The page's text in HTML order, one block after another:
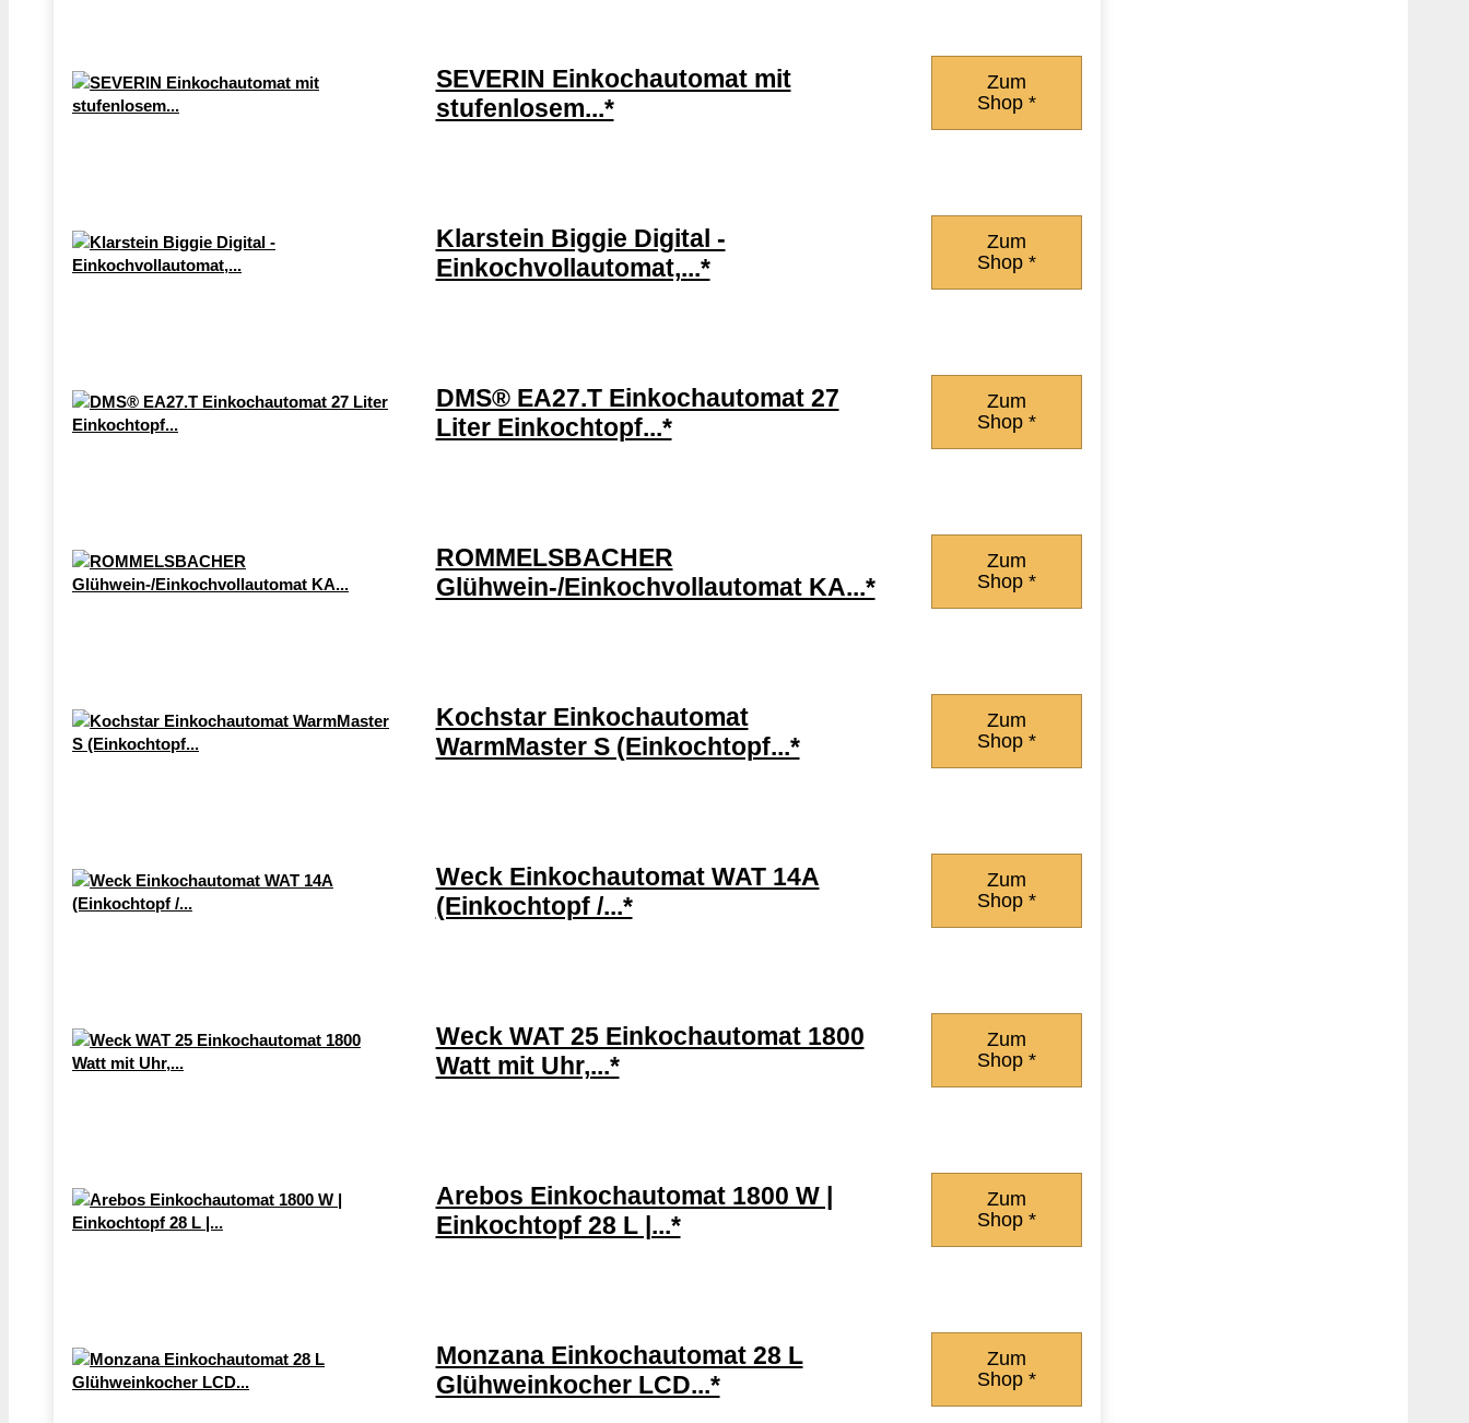
SEVERIN Einkochautomat mit
stufenlosem...*
Zum
Shop *
Klarstein Biggie Digital -
Einkochvollautomat,...*
Zum
Shop *
DMS® EA27.T Einkochautomat 27
Liter Einkochtopf...*
Zum
Shop *
ROMMELSBACHER
Glühwein-/Einkochvollautomat KA...*
Zum
Shop *
Kochstar Einkochautomat
WarmMaster S (Einkochtopf...*
Zum
Shop *
Weck Einkochautomat WAT 14A
(Einkochtopf /...*
Zum
Shop *
Weck WAT 25 Einkochautomat 1800
Watt mit Uhr,...*
Zum
Shop *
Arebos Einkochautomat 1800 W |
Einkochtopf 28 L |...*
Zum
Shop *
Monzana Einkochautomat 28 L
Glühweinkocher LCD...*
Zum
Shop *